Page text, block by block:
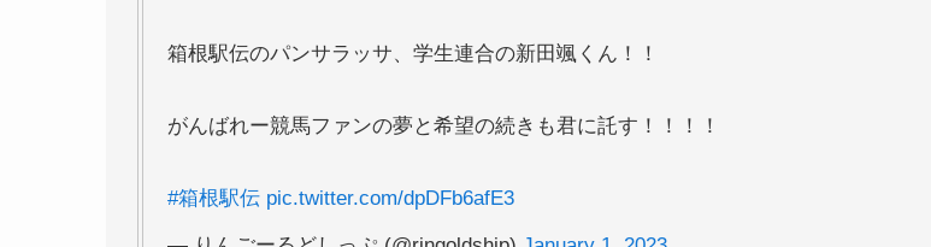
箱根駅伝のパンサラッサ、学生連合の新田颯くん！！
がんばれー競馬ファンの夢と希望の続きも君に託す！！！！
#箱根駅伝 pic.twitter.com/dpDFb6afE3